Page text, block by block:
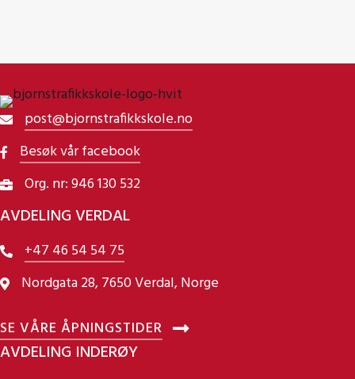
post@bjornstrafikkskole.no
Besøk vår facebook
Org. nr: 946 130 532
AVDELING VERDAL
+47 46 54 54 75
Nordgata 28, 7650 Verdal, Norge
SE VÅRE ÅPNINGSTIDER
AVDELING INDERØY